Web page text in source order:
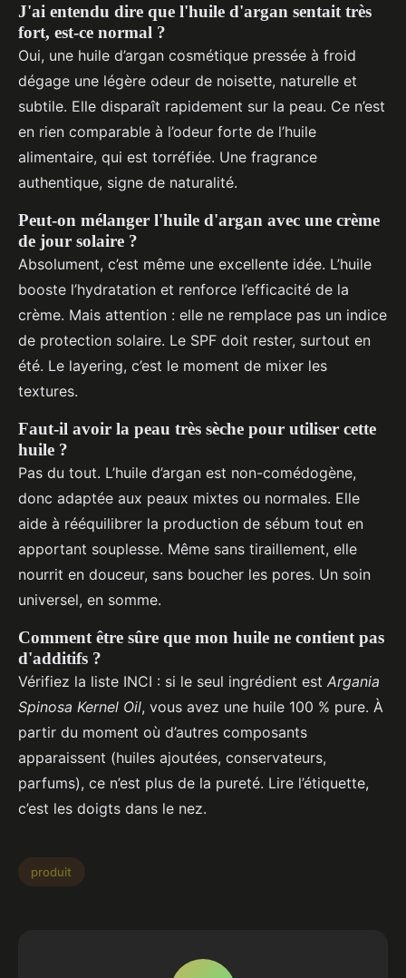
J'ai entendu dire que l'huile d'argan sentait très
fort, est-ce normal ?
Oui, une huile d’argan cosmétique pressée à froid
dégage une légère odeur de noisette, naturelle et
subtile. Elle disparaît rapidement sur la peau. Ce n’est
en rien comparable à l’odeur forte de l’huile
alimentaire, qui est torréfiée. Une fragrance
authentique, signe de naturalité.
Peut-on mélanger l'huile d'argan avec une crème
de jour solaire ?
Absolument, c’est même une excellente idée. L’huile
booste l’hydratation et renforce l’efficacité de la
crème. Mais attention : elle ne remplace pas un indice
de protection solaire. Le SPF doit rester, surtout en
été. Le layering, c’est le moment de mixer les
textures.
Faut-il avoir la peau très sèche pour utiliser cette
huile ?
Pas du tout. L’huile d’argan est non-comédogène,
donc adaptée aux peaux mixtes ou normales. Elle
aide à rééquilibrer la production de sébum tout en
apportant souplesse. Même sans tiraillement, elle
nourrit en douceur, sans boucher les pores. Un soin
universel, en somme.
Comment être sûre que mon huile ne contient pas
d'additifs ?
Vérifiez la liste INCI : si le seul ingrédient est Argania
Spinosa Kernel Oil, vous avez une huile 100 % pure. À
partir du moment où d’autres composants
apparaissent (huiles ajoutées, conservateurs,
parfums), ce n’est plus de la pureté. Lire l’étiquette,
c’est les doigts dans le nez.
produit